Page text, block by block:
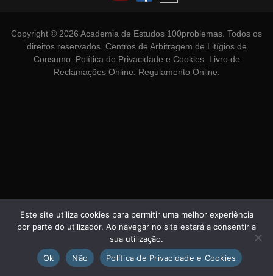
Copyright © 2026 Academia de Estudos 100problemas. Todos os
direitos reservados. Centros de Arbitragem de Litígios de
Consumo
Política de Privacidade e Cookies. Livro de
Reclamações Online
Regulamento Online
Este site utiliza cookies para permitir uma melhor experiência
por parte do utilizador. Ao navegar no site estará a consentir a
sua utilização.
Ok
Não Política de Privacidade e Cookies